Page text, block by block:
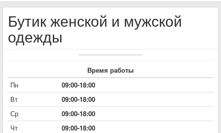
Бутик женской и мужской
одежды
Время работы
Пн
09:00-18:00
Вт
09:00-18:00
Ср
09:00-18:00
Чт
09:00-18:00